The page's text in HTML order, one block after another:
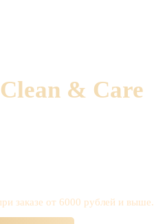
Clean & Care
заказе от 6000 рублей и выше.